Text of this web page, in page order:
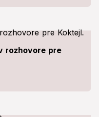
rozhovore pre